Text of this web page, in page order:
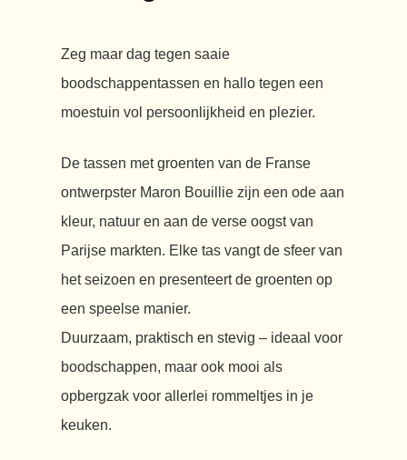
Zeg maar dag tegen saaie
boodschappentassen en hallo tegen een
moestuin vol persoonlijkheid en plezier.
De tassen met groenten van de Franse
ontwerpster Maron Bouillie zijn een ode aan
kleur, natuur en aan de verse oogst van
Parijse markten. Elke tas vangt de sfeer van
het seizoen en presenteert de groenten op
een speelse manier.
Duurzaam, praktisch en stevig – ideaal voor
boodschappen, maar ook mooi als
opbergzak voor allerlei rommeltjes in je
keuken.